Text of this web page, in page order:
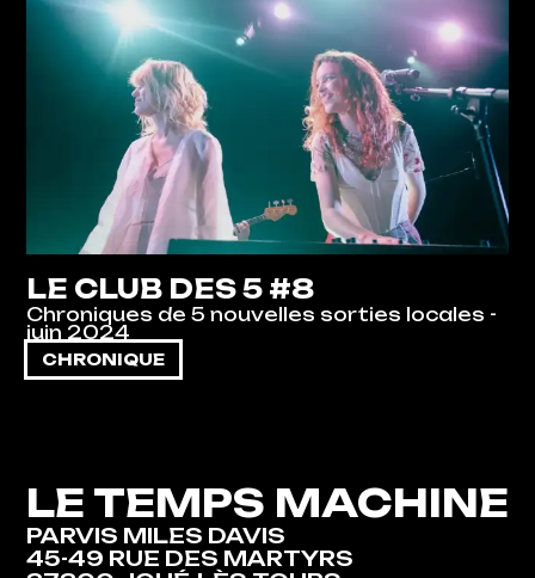
LE CLUB DES 5 #8
Chroniques de 5 nouvelles sorties locales -
juin 2024
CHRONIQUE
LE TEMPS MACHINE
PARVIS MILES DAVIS
45-49 RUE DES MARTYRS